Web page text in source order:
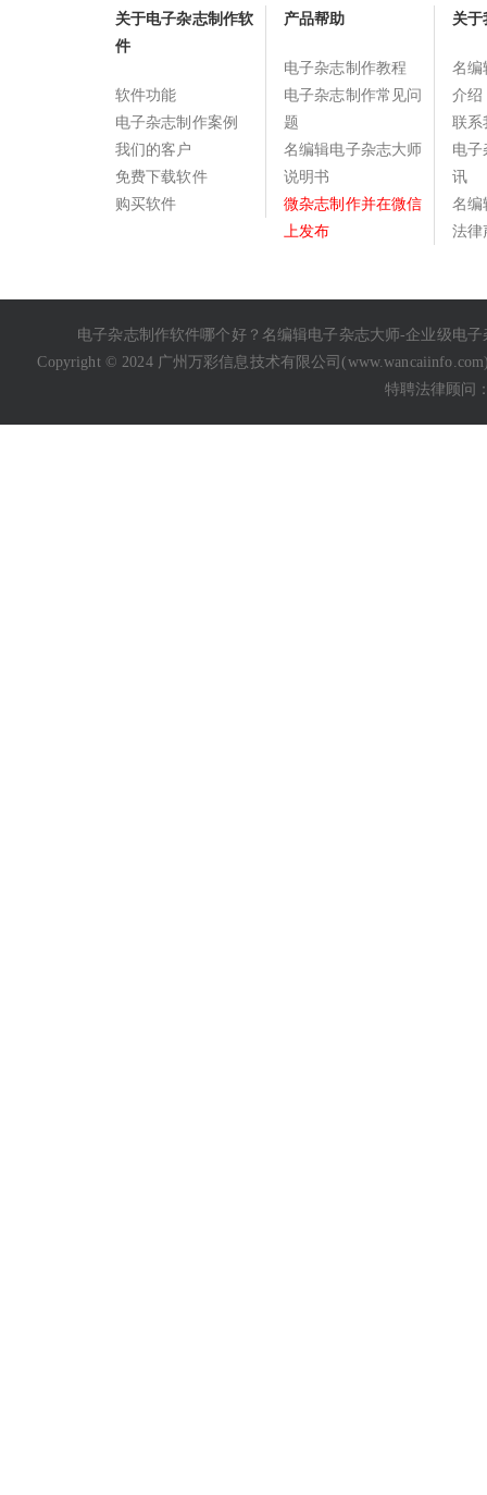
关于电子杂志制作软
件
软件功能
电子杂志制作案例
我们的客户
免费下载软件
购买软件
产品帮助
电子杂志制作教程
电子杂志制作常见问
题
名编辑电子杂志大师
说明书
微杂志制作并在微信
上发布
关于
名编
介绍
联系
电子
讯
名编
法律
电子杂志制作软件哪个好？名编辑电子杂志大师-企业级电子
Copyright © 2024 广州万彩信息技术有限公司(www.wancaiinfo.com
特聘法律顾问